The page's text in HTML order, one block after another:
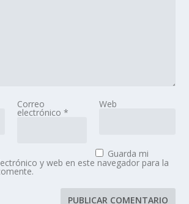
Correo
electrónico *
Web
Guarda mi
y web en este navegador para la